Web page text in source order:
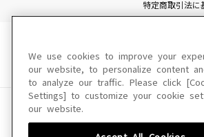
特定商取引法に
このサイトに
We use cookies to improve your
our website, to personalize content
to analyze our traffic. Please click
Settings] to customize your cookie
our website.